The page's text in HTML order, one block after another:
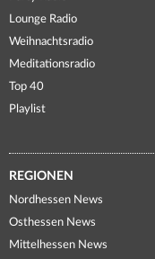
Lounge Radio
Weihnachtsradio
Meditationsradio
Top 40
Playlist
REGIONEN
Nordhessen News
Osthessen News
Mittelhessen News